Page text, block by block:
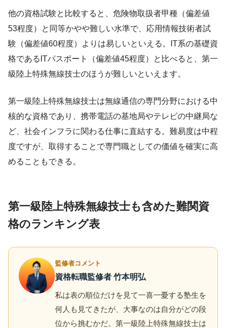
他の資格試験と比較すると、危険物取扱者甲種（偏差値
53程度）と同等かやや難しい水準で、応用情報技術者試
験（偏差値60程度）よりは易しいといえる。IT系の基礎資
格であるITパスポート（偏差値45程度）と比べると、第一
級陸上特殊無線技士のほうが難しいといえます。
第一級陸上特殊無線技士は無線通信の専門分野における中
核的な資格であり、携帯電話の基地局やテレビの中継局な
ど、社会インフラに関わる仕事に直結する。難易度は中程
度ですが、取得することで専門職としての価値を確実に高
めることもできる。
第一級陸上特殊無線技士も含めた難関資
格のランキング表
監修者コメント
資格転職監修者 竹本明弘
私は表の順位だけを見て一喜一憂する塾生を
何人も見てきたが、大事なのは自分がどの段
位から挑むかだ。第一級陸上特殊無線技士は